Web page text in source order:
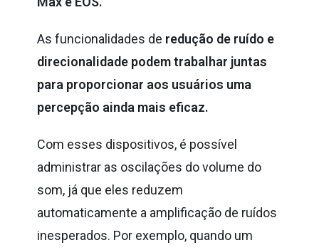
As funcionalidades de redução de ruído e
direcionalidade podem trabalhar juntas
para proporcionar aos usuários uma
percepção ainda mais eficaz.
Com esses dispositivos, é possível
administrar as oscilações do volume do
som, já que eles reduzem
automaticamente a amplificação de ruídos
inesperados. Por exemplo, quando um